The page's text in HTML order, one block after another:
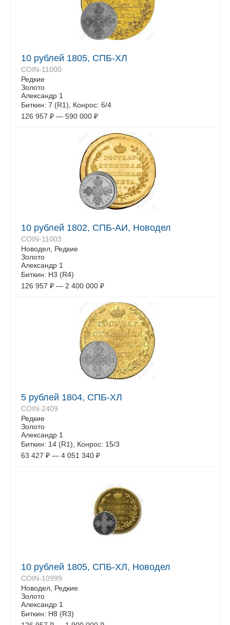
10 рублей 1805, СПБ-ХЛ
COIN-11000
Редкие
Золото
Александр 1
Биткин: 7 (R1), Конрос: 6/4
126 957 ₽ — 590 000 ₽
10 рублей 1802, СПБ-АИ, Новодел
COIN-11003
Новодел, Редкие
Золото
Александр 1
Биткин: Н3 (R4)
126 957 ₽ — 2 400 000 ₽
5 рублей 1804, СПБ-ХЛ
COIN-2409
Редкие
Золото
Александр 1
Биткин: 14 (R1), Конрос: 15/3
63 427 ₽ — 4 051 340 ₽
10 рублей 1805, СПБ-ХЛ, Новодел
COIN-10999
Новодел, Редкие
Золото
Александр 1
Биткин: Н8 (R3)